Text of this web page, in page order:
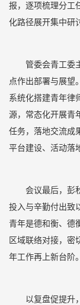
报，逐项梳理分工
化路径展开集中研
管委会青工委主
点作出部署与展望
系统化搭建青年律
源，常态化开展青
任务，落地交流成
平台建设、活动落
会议最后，彭秋
投入与辛勤付出致
青年是德和衡、德
区域联络对接，密
年工作再上新台阶。
以复盘促提升，